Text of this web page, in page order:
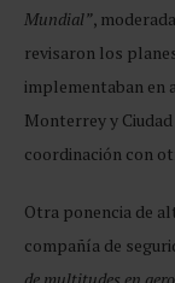
Mundial”,
revisaron los
implementaban en
Monterrey y
coordinación con
Otra ponencia de
compañía de